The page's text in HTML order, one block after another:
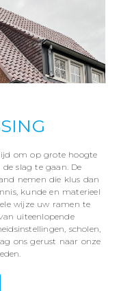
om op grote hoogte
slag te gaan. De
nemen die klus dan
kunde en materieel
wijze uw ramen te
uiteenlopende
scholen,
ons gerust naar onze